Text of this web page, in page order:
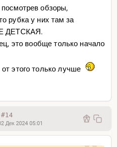
обзоры,
рубка у них там за
ДЕТСКАЯ.
это вообще только начало
этого только лучше
#14
Дек 2024 05:01